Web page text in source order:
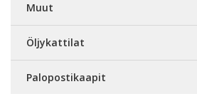
Muut
Öljykattilat
Palopostikaapit